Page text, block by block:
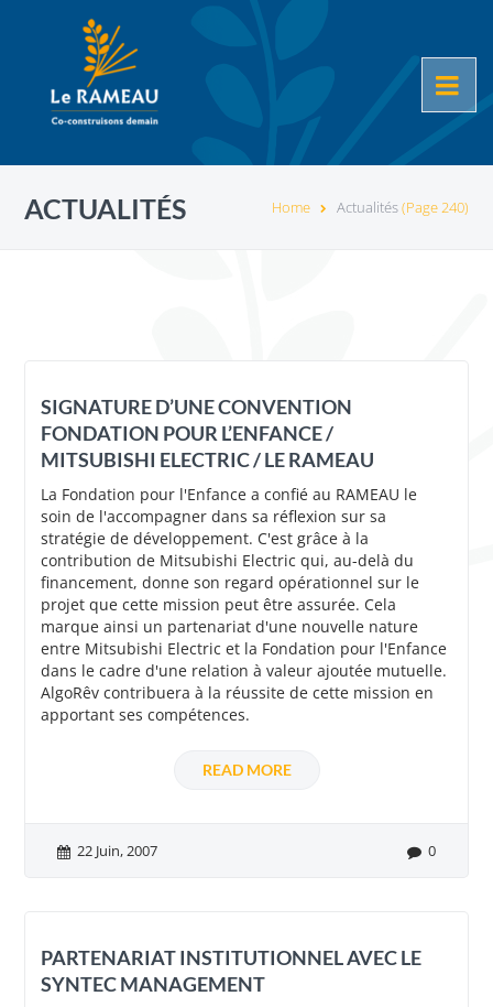
ACTUALITÉS Home Actualités(Page 240)
SIGNATURE D’UNE CONVENTION
FONDATION POUR L’ENFANCE /
MITSUBISHI ELECTRIC / LE RAMEAU
La Fondation pour l'Enfance a confié au RAMEAU le
soin de l'accompagner dans sa réflexion sur sa
stratégie de développement. C'est grâce à la
contribution de Mitsubishi Electric qui, au-delà du
financement, donne son regard opérationnel sur le
projet que cette mission peut être assurée. Cela
marque ainsi un partenariat d'une nouvelle nature
entre Mitsubishi Electric et la Fondation pour l'Enfance
dans le cadre d'une relation à valeur ajoutée mutuelle.
AlgoRêv contribuera à la réussite de cette mission en
apportant ses compétences.
READ MORE
22 Juin, 2007 0
PARTENARIAT INSTITUTIONNEL AVEC LE
SYNTEC MANAGEMENT